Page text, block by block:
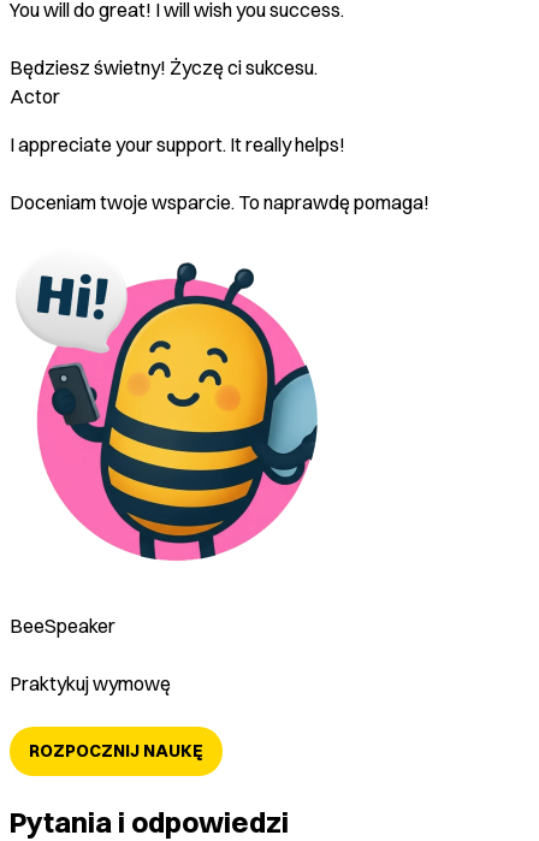
You will do great! I will wish you success.
Będziesz świetny! Życzę ci sukcesu.
Actor
I appreciate your support. It really helps!
Doceniam twoje wsparcie. To naprawdę pomaga!
BeeSpeaker
Praktykuj wymowę
ROZPOCZNIJ NAUKĘ
Pytania i odpowiedzi